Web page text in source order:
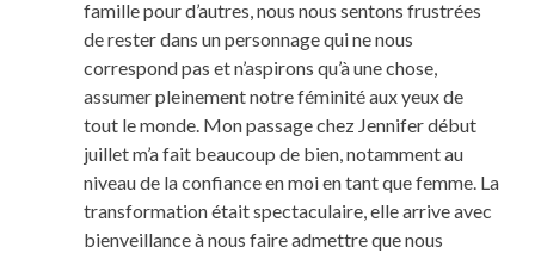
famille pour d’autres, nous nous sentons frustrées
de rester dans un personnage qui ne nous
correspond pas et n’aspirons qu’à une chose,
assumer pleinement notre féminité aux yeux de
tout le monde. Mon passage chez Jennifer début
juillet m’a fait beaucoup de bien, notamment au
niveau de la confiance en moi en tant que femme. La
transformation était spectaculaire, elle arrive avec
bienveillance à nous faire admettre que nous